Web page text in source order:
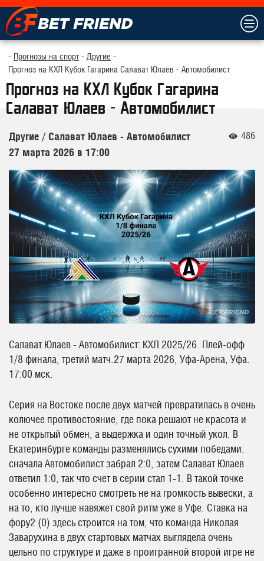
Прогнозы на спорт
Другие
Прогноз на КХЛ Кубок Гагарина Салават Юлаев - Автомобилист
Прогноз на КХЛ Кубок Гагарина
Салават Юлаев - Автомобилист
Другие / Салават Юлаев - Автомобилист
27 марта 2026 в 17:00
486
Салават Юлаев - Автомобилист: КХЛ 2025/26. Плей-офф
1/8 финала, третий матч.27 марта 2026, Уфа-Арена, Уфа.
17:00 мск.
Серия на Востоке после двух матчей превратилась в очень
колючее противостояние, где пока решают не красота и
не открытый обмен, а выдержка и один точный укол. В
Екатеринбурге команды разменялись сухими победами:
сначала Автомобилист забрал 2:0, затем Салават Юлаев
ответил 1:0, так что счет в серии стал 1-1. В такой точке
особенно интересно смотреть не на громкость вывески, а
на то, кто лучше навяжет свой ритм уже в Уфе. Ставка на
фору2 (0) здесь строится на том, что команда Николая
Заварухина в двух стартовых матчах выглядела очень
цельно по структуре и даже в проигранной второй игре не